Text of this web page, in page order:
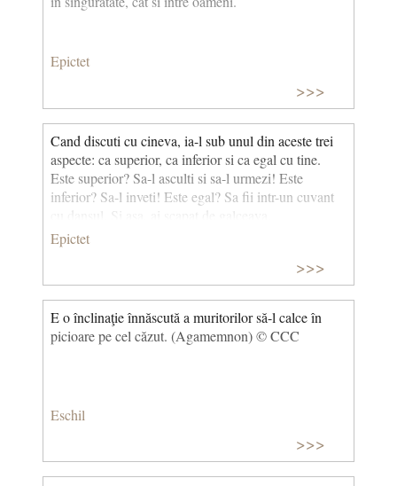
Epictet
>>>
Cand discuti cu cineva, ia-l sub unul din aceste trei
aspecte: ca superior, ca inferior si ca egal cu tine.
Este superior? Sa-l asculti si sa-l urmezi! Este
inferior? Sa-l inveti! Este egal? Sa fii intr-un cuvant
Epictet
>>>
E o înclinaţie înnăscută a muritorilor să-l calce în
picioare pe cel căzut. (Agamemnon) © CCC
Eschil
>>>